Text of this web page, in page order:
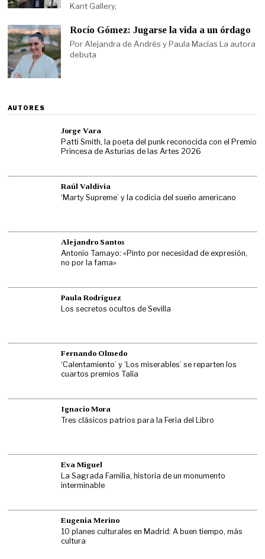
Kant Gallery,
Rocío Gómez: Jugarse la vida a un órdago
Por Alejandra de Andrés y Paula Macías La autora
debuta
AUTORES
Jorge Vara
Patti Smith, la poeta del punk reconocida con el Premio
Princesa de Asturias de las Artes 2026
Raúl Valdivia
‘Marty Supreme’ y la codicia del sueño americano
Alejandro Santos
Antonio Tamayo: «Pinto por necesidad de expresión,
no por la fama»
Paula Rodríguez
Los secretos ocultos de Sevilla
Fernando Olmedo
‘Calentamiento’ y ‘Los miserables’ se reparten los
cuartos premios Talía
Ignacio Mora
Tres clásicos patrios para la Feria del Libro
Eva Miguel
La Sagrada Familia, historia de un monumento
interminable
Eugenia Merino
10 planes culturales en Madrid: A buen tiempo, más
cultura